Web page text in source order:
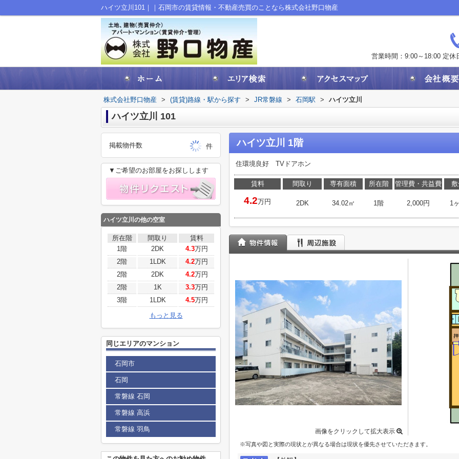
ハイツ立川101｜｜石岡市の賃貸情報・不動産売買のことなら株式会社野口物産
営業時間：9:00～18:00 定休
株式会社野口物産 > (賃貸)路線・駅から探す > JR常磐線 > 石岡駅 > ハイツ立川
ハイツ立川 101
ハイツ立川 1階
住環境良好 TVドアホン
賃料
4.2万円
間取り
2DK
専有面積
34.02㎡
所在階
1階
管理費・共益費
2,000円 1
画像をクリックして拡大表示
※写真や図と実際の現状とが異なる場合は現状を優先させていただきます。
掲載物件数 件
▼ご希望のお部屋をお探しします
ハイツ立川の他の空室
所在階 間取り
賃料
1階
2DK 4.3万円
2階
1LDK 4.2万円
2階
2DK 4.2万円
2階
1K 3.3万円
3階
1LDK 4.5万円
もっと見る
同じエリアのマンション
石岡市
石岡
常磐線 石岡
常磐線 高浜
常磐線 羽鳥